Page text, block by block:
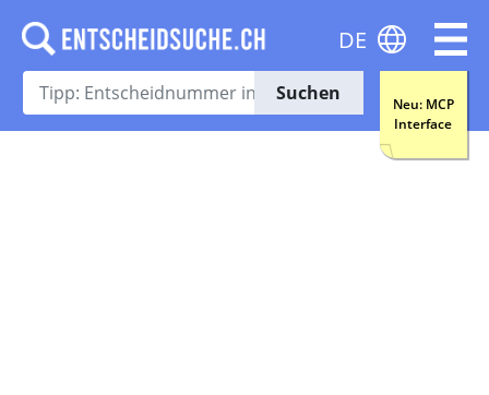
Suchen
Neu: MCP
Interface
DE